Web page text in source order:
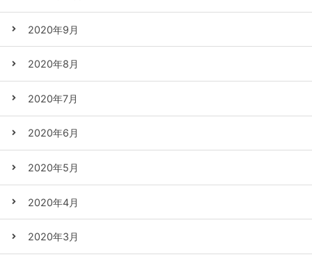
2020年9月
2020年8月
2020年7月
2020年6月
2020年5月
2020年4月
2020年3月